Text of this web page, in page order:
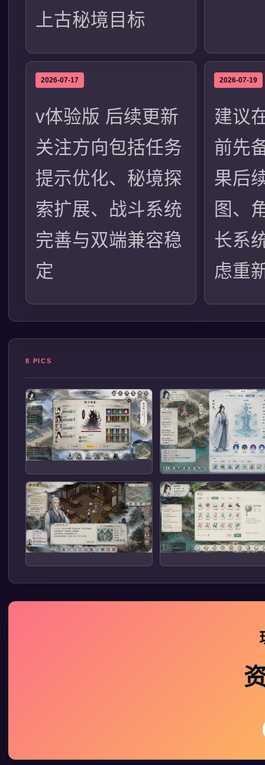
上古秘境目标
2026-07-17
v体验版 后续更新
关注方向包括任务
提示优化、秘境探
索扩展、战斗系统
完善与双端兼容稳
定
2026-07-19
建议
前先
果后
图、
长系
虑重
8 PICS